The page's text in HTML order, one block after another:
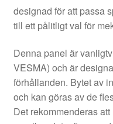
designad för att passa
till ett pålitligt val för
Denna panel är
VESMA) och är
förhållanden. Bytet av
och kan göras av de
Det rekommenderas